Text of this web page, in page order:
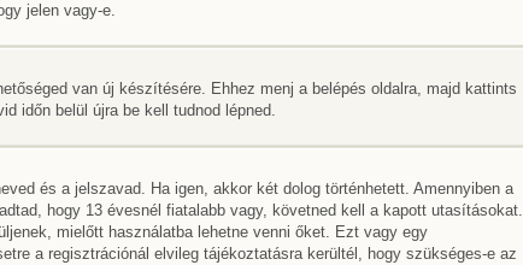
jelen vagy-e.
van új készítésére. Ehhez menj a belépés oldalra, majd kattints
időn belül újra be kell tudnod lépned.
és a jelszavad. Ha igen, akkor két dolog történhetett. Amennyiben a
hogy 13 évesnél fiatalabb vagy, követned kell a kapott utasításokat.
mielőtt használatba lehetne venni őket. Ezt vagy egy
a regisztrációnál elvileg tájékoztatásra kerültél, hogy szükséges-e az